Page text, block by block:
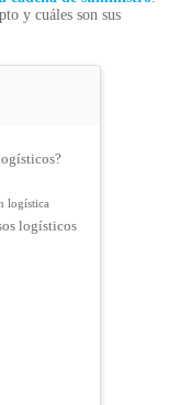
y cuáles son sus
logística
logísticos